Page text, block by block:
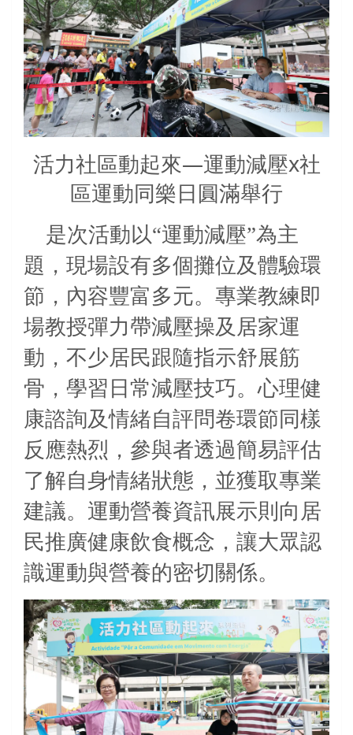
活力社區動起來—運動減壓x社
區運動同樂日圓滿舉行
是次活動以“運動減壓”為主
題，現場設有多個攤位及體驗環
節，內容豐富多元。專業教練即
場教授彈力帶減壓操及居家運
動，不少居民跟隨指示舒展筋
骨，學習日常減壓技巧。心理健
康諮詢及情緒自評問卷環節同樣
反應熱烈，參與者透過簡易評估
了解自身情緒狀態，並獲取專業
建議。運動營養資訊展示則向居
民推廣健康飲食概念，讓大眾認
識運動與營養的密切關係。